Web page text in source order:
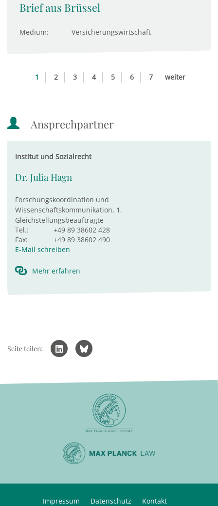
Brief aus Brüssel
Medium: Versicherungswirtschaft
1 2 3 4 5 6 7 weiter
Ansprechpartner
Institut und Sozialrecht
Dr. Julia Hagn
Forschungskoordination und
Wissenschaftskommunikation, 1.
Gleichstellungsbeauftragte
Tel.:
+49 89 38602 428
Fax:
+49 89 38602 490
E-Mail schreiben
Mehr erfahren
Seite teilen:
Impressum Datenschutz Kontakt